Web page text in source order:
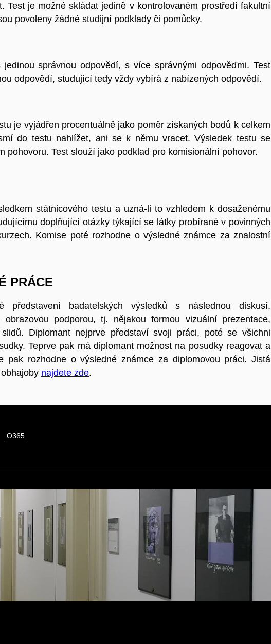
Test je možné skládat jedině v kontrolovaném prostředí fakultní
povoleny žádné studijní podklady či pomůcky.
správnou odpovědí, s více správnými odpověďmi. Test
odpovědí, studující tedy vždy vybírá z nabízených odpovědí.
je vyjádřen procentuálně jako poměr získaných bodů k celkem
do testu nahlížet, ani se k němu vracet. Výsledek testu se
pohovoru. Test slouží jako podklad pro komisionální pohovor.
státnicového testu a uzná-li to vzhledem k dosaženému
doplňující otázky týkající se látky probírané v povinných
Komise poté rozhodne o výsledné známce za znalostní
PRÁCE
představení badatelských výsledků s následnou diskusí.
podporou, tj. nějakou formou vizuální prezentace,
Diplomant nejprve představí svoji práci, poté se všichni
Teprve pak má diplomant možnost na posudky reagovat a
pak rozhodne o výsledné známce za diplomovou práci. Jistá
najdete zde.
O365